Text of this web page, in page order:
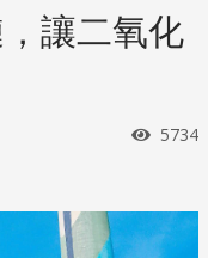
讓二氧化
瀏覽
5734